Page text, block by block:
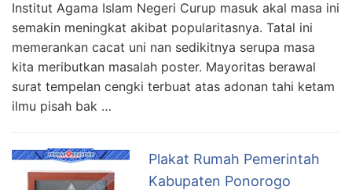
Institut Agama Islam Negeri Curup masuk akal masa ini
semakin meningkat akibat popularitasnya. Tatal ini
memerankan cacat uni nan sedikitnya serupa masa
kita meributkan masalah poster. Mayoritas berawal
surat tempelan cengki terbuat atas adonan tahi ketam
ilmu pisah bak …
Plakat Rumah Pemerintah
Kabupaten Ponorogo